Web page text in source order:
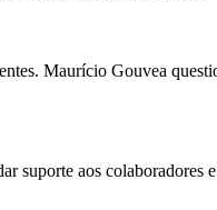
Maurício Gouvea
suporte aos